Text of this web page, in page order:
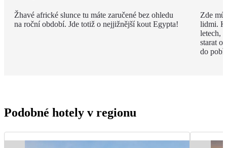
Žhavé africké slunce tu máte zaručené bez ohledu
na roční období. Jde totiž o nejjižnější kout Egypta!
Zde
lidmi. K
letech,
starat o
do
Podobné hotely v regionu